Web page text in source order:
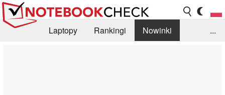
Laptopy Rankingi
Nowinki
...